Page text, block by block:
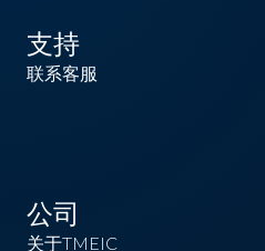
支持
联系客服
公司
关于TMEIC